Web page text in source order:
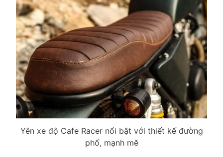
Yên xe độ Cafe Racer nổi bật với thiết kế đường
phố, mạnh mẽ